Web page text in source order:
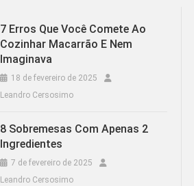
7 Erros Que Você Comete Ao
Cozinhar Macarrão E Nem
Imaginava
18 de fevereiro de 2025
Leandro Cersosimo
8 Sobremesas Com Apenas 2
Ingredientes
7 de fevereiro de 2025
Leandro Cersosimo